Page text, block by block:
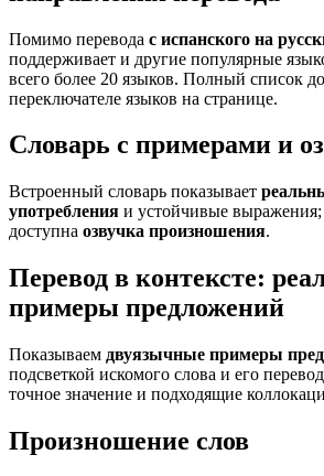
Помимо перевода с испанского на
поддерживает и другие популярные
всего более 20 языков. Полный список
переключателе языков на странице.
Словарь с примерами и
Встроенный словарь показывает
употребления и устойчивые выражения;
доступна озвучка произношения.
Перевод в контексте:
примеры предложений
Показываем двуязычные примеры
подсветкой искомого слова и его
точное значение и подходящие
Произношение слов